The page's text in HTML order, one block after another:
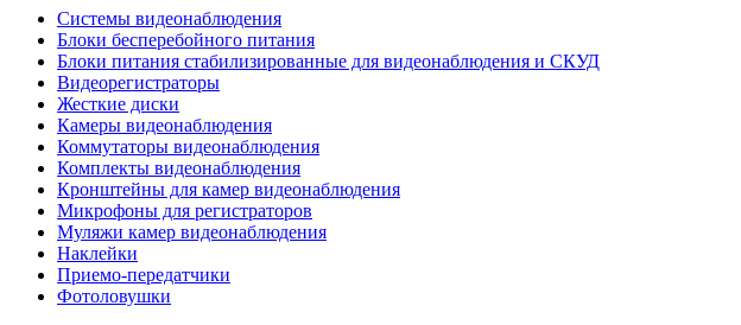
Системы видеонаблюдения
Блоки бесперебойного питания
Блоки питания стабилизированные для видеонаблюдения и СКУД
Видеорегистраторы
Жесткие диски
Камеры видеонаблюдения
Коммутаторы видеонаблюдения
Комплекты видеонаблюдения
Кронштейны для камер видеонаблюдения
Микрофоны для регистраторов
Муляжи камер видеонаблюдения
Наклейки
Приемо-передатчики
Фотоловушки